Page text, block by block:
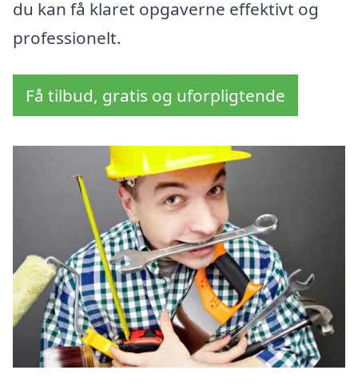
du kan få klaret opgaverne effektivt og
professionelt.
Få tilbud, gratis og uforpligtende